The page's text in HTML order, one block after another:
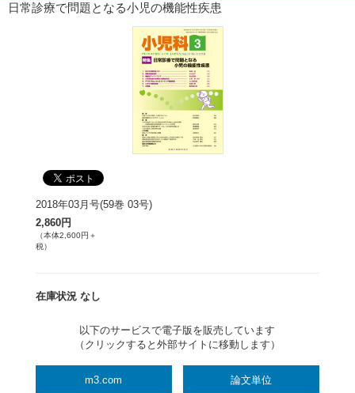
日常診療で問題となる小児の機能性疾患
2018年03月号(59巻 03号)
2,860円
（本体2,600円＋
税）
在庫状況 なし
以下のサービスで電子版を販売しています
（クリックすると外部サイトに移動します）
m3.com 論文単位